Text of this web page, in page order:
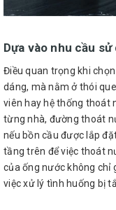
Dựa vào nhu cầu
Điều quan trọng khi
dáng, mà nằm ở thói
viên hay hệ thống thoát
từng nhà, đường thoát
nếu bồn cầu được lắp
tầng trên để việc thoát
của ống nước không chỉ
việc xử lý tình huống bị